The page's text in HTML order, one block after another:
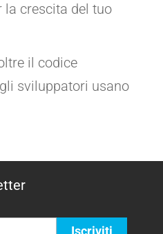
la crescita del tuo
il codice
sviluppatori usano